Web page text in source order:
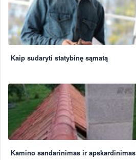
Kaip sudaryti statybinę sąmatą
Kamino sandarinimas ir apskardinimas